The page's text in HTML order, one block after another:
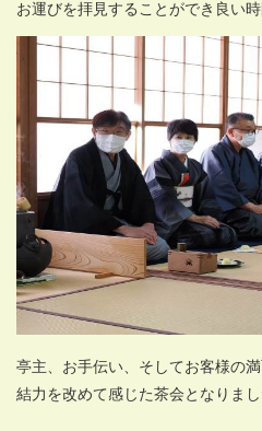
お運びを拝見することができ良い時
亭主、お手伝い、そしてお客様の
結力を改めて感じた茶会となりまし